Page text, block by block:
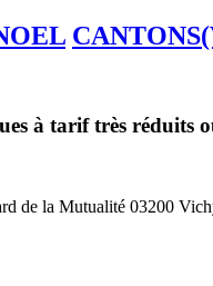
à tarif très
de la Mutualité 03200